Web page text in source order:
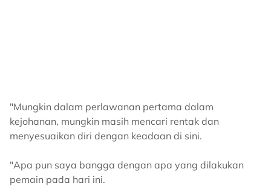
"Mungkin dalam perlawanan pertama dalam
kejohanan, mungkin masih mencari rentak dan
menyesuaikan diri dengan keadaan di sini.
"Apa pun saya bangga dengan apa yang dilakukan
pemain pada hari ini.